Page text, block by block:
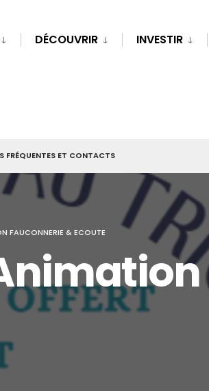
DÉCOUVRIR INVESTIR
FRÉQUENTES ET CONTACTS
FAUCONNERIE & ECOUTE